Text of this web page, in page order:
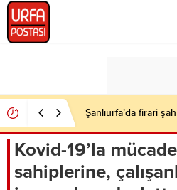
Şanlıurfa’da firari
Kovid-19’la
sahiplerine,